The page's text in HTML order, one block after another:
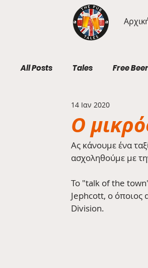
All Posts Tales Free Beer
Geography Wednesdays
Ο
14 Ιαν 2020
Ας κάνουμε ένα
ασχοληθούμε με
Το "talk of the town"
Jephcott, ο όποιος
Division.